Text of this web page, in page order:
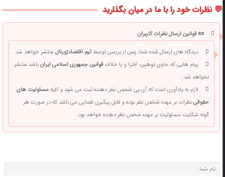
💬 نظرات خود را با ما در میان بگذارید
📜 قوانین ارسال نظرات کاربران
دیدگاه های ارسال شده شما، پس از بررسی توسطتیم اقتصادژورنالمنتشر خواهد شد.
پیام هایی که حاوی توهین، افترا و یا خلافقوانین جمهوری اسلامی ایرانباشد منتشر
نخواهد شد.
لازم به یادآوری است که آی پی شخص نظر دهنده ثبت می شود و کلیهمسئولیت های
حقوقینظرات بر عهده شخص نظر بوده و قابل پیگیری قضایی می باشد که در صورت هر
گونه شکایت مسئولیت بر عهده شخص نظر دهنده خواهد بود.